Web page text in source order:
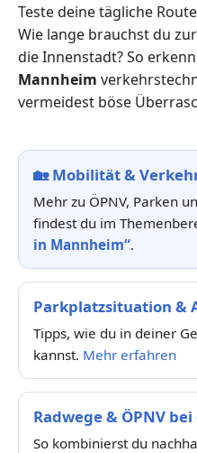
Teste deine tägliche
Wie lange brauchst du
die Innenstadt? So
Mannheim
vermeidest böse
🏡Mobilität &
Mehr zu ÖPNV, Parken
findest du im
in Mannheim“.
Parkplatzsituation &
Tipps, wie du in deiner
kannst. Mehr erfahren
Radwege & ÖPNV
So kombinierst du